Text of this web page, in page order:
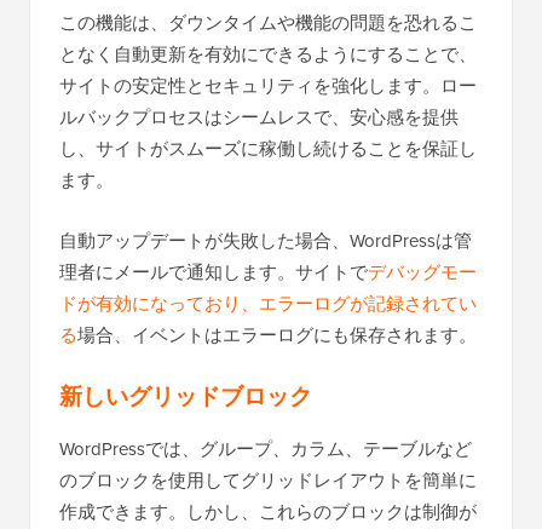
この機能は、ダウンタイムや機能の問題を恐れるこ
となく自動更新を有効にできるようにすることで、
サイトの安定性とセキュリティを強化します。ロー
ルバックプロセスはシームレスで、安心感を提供
し、サイトがスムーズに稼働し続けることを保証し
ます。
自動アップデートが失敗した場合、WordPressは管
理者にメールで通知します。サイトでデバッグモー
ドが有効になっており、エラーログが記録されてい
る場合、イベントはエラーログにも保存されます。
新しいグリッドブロック
WordPressでは、グループ、カラム、テーブルなど
のブロックを使用してグリッドレイアウトを簡単に
作成できます。しかし、これらのブロックは制御が